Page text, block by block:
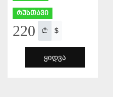
რუსთავი
220 $
ᲧᲘᲓᲕᲐ